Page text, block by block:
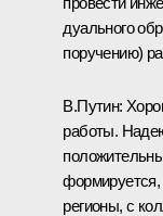
дуального
поручению)
В.Путин:
работы.
формируется,
регионы, с